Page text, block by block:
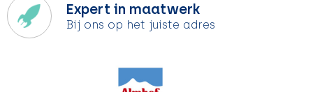
Expert in maatwerk
Bij ons op het juiste adres